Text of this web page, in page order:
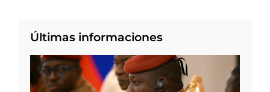
Últimas informaciones